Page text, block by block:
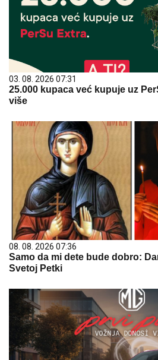
03. 08. 2026 07:31
25.000 kupaca već kupuje uz
više
08. 08. 2026 07:36
Samo da mi dete bude dobro:
Svetoj Petki